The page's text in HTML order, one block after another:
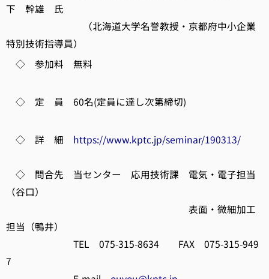
下 幹雄 氏
（北海道大学名誉教授・京都府中小企業
特別技術指導員）
◇ 参加料 無料
◇ 定 員 60名(定員に達し次第締切)
◇ 詳 細 https://www.kptc.jp/seminar/190313/
◇ 問合先 当センター 応用技術課 電気・電子担当
（谷口）
表面・微細加工
担当（鴨井）
TEL 075-315-8634 FAX 075-315-949
7